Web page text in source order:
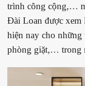
trình công cộng,…
Đài Loan được xem
hiện nay cho
phòng giặt,… trong